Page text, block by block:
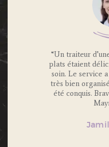
invités
“Un traiteur
plats étaient
soin. Le service
très bien
été conquis.